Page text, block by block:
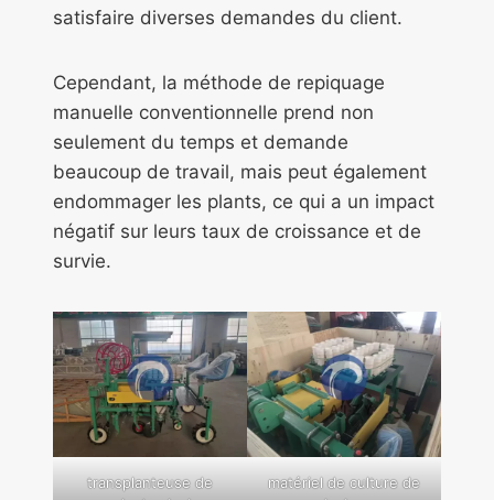
satisfaire diverses demandes du client.
Cependant, la méthode de repiquage
manuelle conventionnelle prend non
seulement du temps et demande
beaucoup de travail, mais peut également
endommager les plants, ce qui a un impact
négatif sur leurs taux de croissance et de
survie.
transplanteuse de
matériel de culture de